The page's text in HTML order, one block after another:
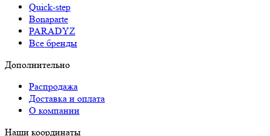
Quick-step
Bonaparte
PARADYZ
Все бренды
Дополнительно
Распродажа
Доставка и оплата
О компании
Наши координаты